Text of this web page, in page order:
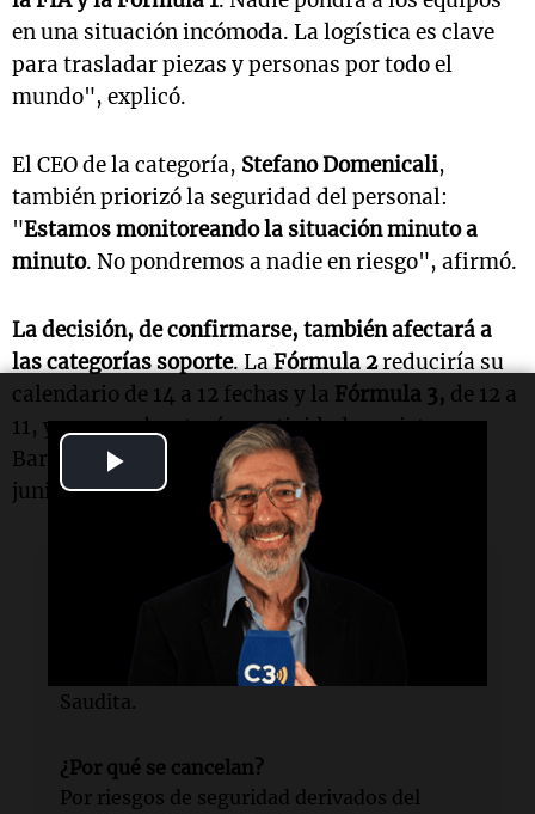
Video
en una situación incómoda. La logística es clave
para trasladar piezas y personas por todo el
mundo", explicó.
El CEO de la categoría, Stefano Domenicali,
también priorizó la seguridad del personal:
"Estamos monitoreando la situación minuto a
minuto. No pondremos a nadie en riesgo", afirmó.
La decisión, de confirmarse, también afectará a
las categorías soporte. LaFórmula 2reduciría su
calendario de 14 a 12 fechas y la Fórmula 3, de 12 a
11, ya que ambas tenían actividad prevista en
Baréin. Las dos volverían a competir recién en
junio en Mónaco.
Lectura rápida
Los Grandes Premios de Baréin y Arabia
Saudita.
¿Por qué se cancelan?
Por riesgos de seguridad derivados del